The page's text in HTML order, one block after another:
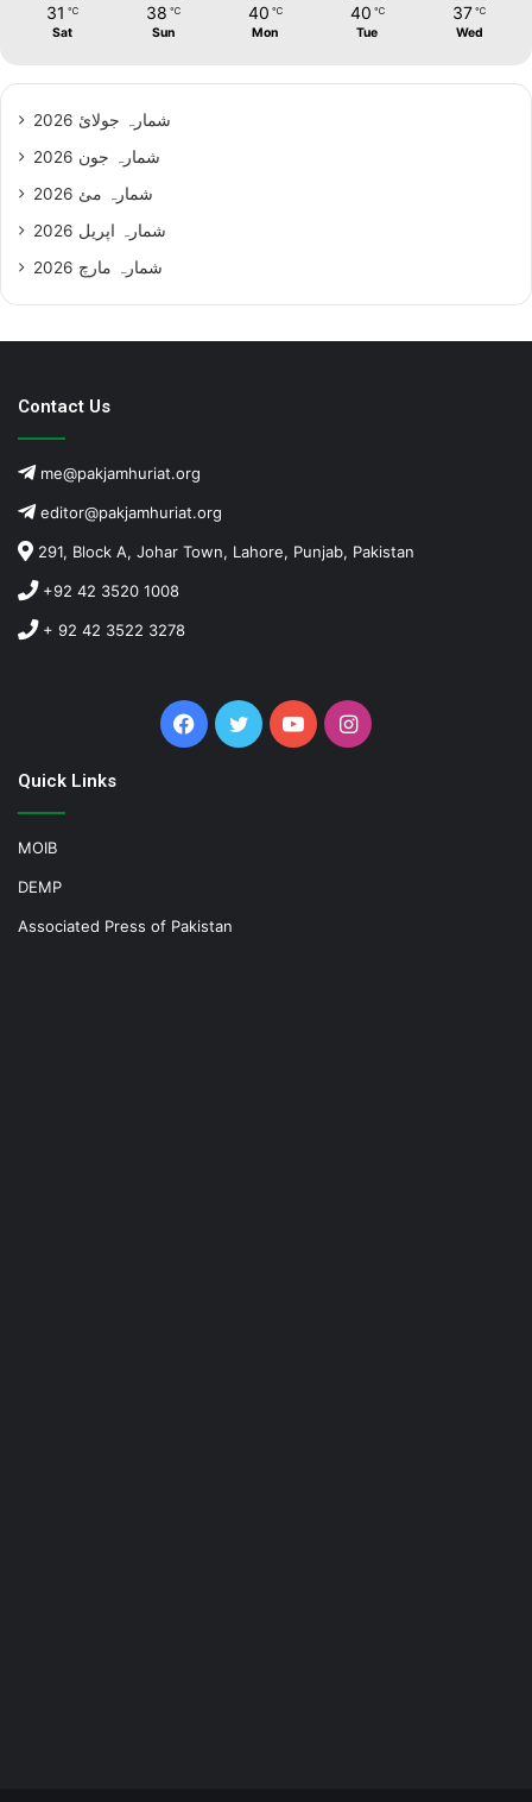
31 ℃
Sat
38 ℃
Sun
40 ℃
Mon
40 ℃
Tue
37 ℃
Wed
شمارہ جولائ 2026
شمارہ جون 2026
شمارہ مئ 2026
شمارہ اپریل 2026
شمارہ مارچ 2026
Contact Us
me@pakjamhuriat.org
editor@pakjamhuriat.org
291, Block A, Johar Town, Lahore, Punjab, Pakistan
+92 42 3520 1008
+ 92 42 3522 3278
Facebook
TwitterYouTubeInstagram
Quick Links
MOIB
DEMP
Associated Press of Pakistan